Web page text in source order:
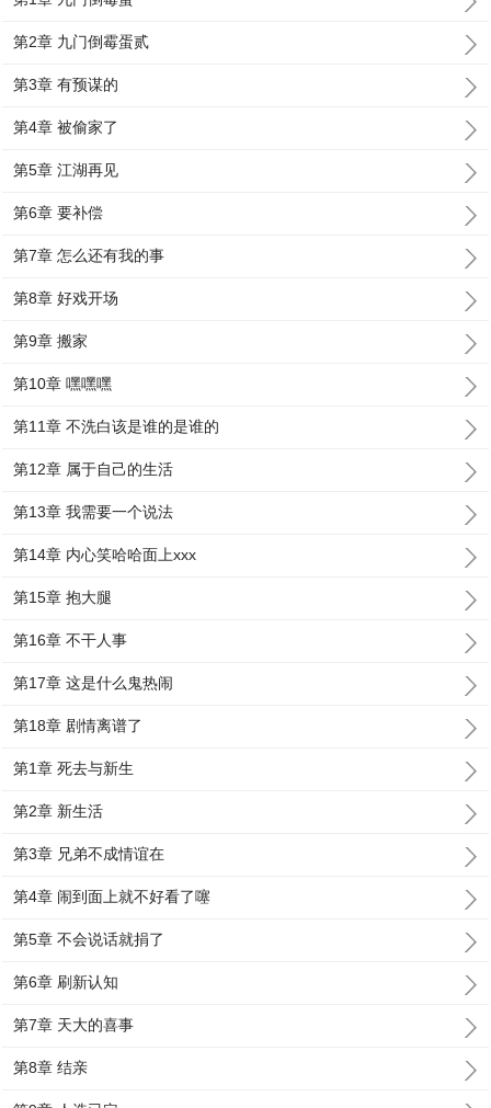
第2章 九门倒霉蛋贰
第3章 有预谋的
第4章 被偷家了
第5章 江湖再见
第6章 要补偿
第7章 怎么还有我的事
第8章 好戏开场
第9章 搬家
第10章 嘿嘿嘿
第11章 不洗白该是谁的是谁的
第12章 属于自己的生活
第13章 我需要一个说法
第14章 内心笑哈哈面上xxx
第15章 抱大腿
第16章 不干人事
第17章 这是什么鬼热闹
第18章 剧情离谱了
第1章 死去与新生
第2章 新生活
第3章 兄弟不成情谊在
第4章 闹到面上就不好看了噻
第5章 不会说话就捐了
第6章 刷新认知
第7章 天大的喜事
第8章 结亲